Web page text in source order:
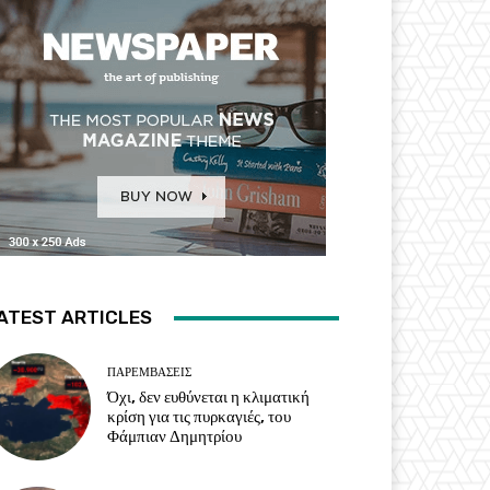
ARTICLES
ΠΑΡΕΜΒΑΣΕΙΣ
Όχι, δεν ευθύνεται η κλιματική
κρίση για τις πυρκαγιές, του
Φάμπιαν Δημητρίου